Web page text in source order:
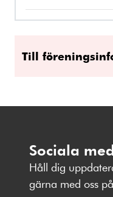
Till
Sociala
Håll dig
gärna med oss